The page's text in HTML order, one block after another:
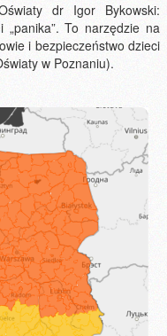
dr Igor Bykowski:
„panika”. To narzędzie na
i bezpieczeństwo dzieci
w Poznaniu).